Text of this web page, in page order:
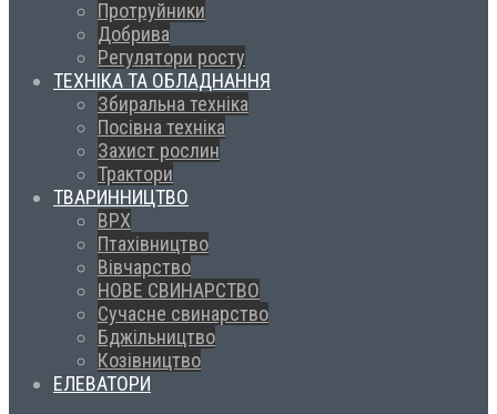
Протруйники
Добрива
Регулятори росту
ТЕХНІКА ТА ОБЛАДНАННЯ
Збиральна техніка
Посівна техніка
Захист рослин
Трактори
ТВАРИННИЦТВО
ВРХ
Птахівництво
Вівчарство
НОВЕ СВИНАРСТВО
Сучасне свинарство
Бджільництво
Козівництво
ЕЛЕВАТОРИ